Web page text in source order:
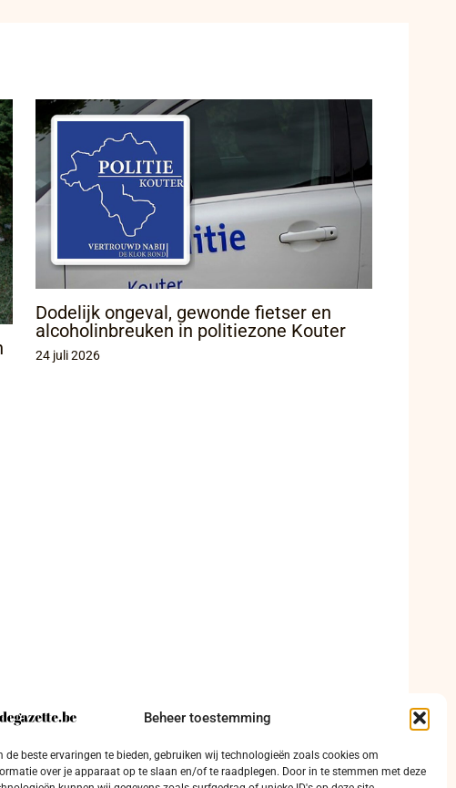
Beheer toestemming
de beste ervaringen te bieden, gebruiken wij technologieën zoals cookies om
over je apparaat op te slaan en/of te raadplegen. Door in te stemmen met deze
Dodelijk ongeval, gewonde fietser en
alcoholinbreuken in politiezone Kouter
24 juli 2026